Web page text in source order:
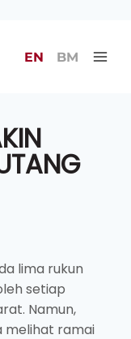
EN BM
lima rukun
setiap
Namun,
melihat ramai